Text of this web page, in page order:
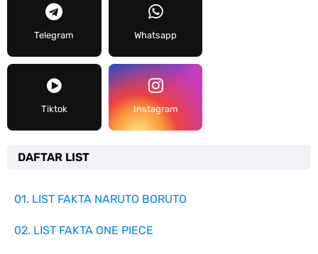
Telegram Whatsapp
Tiktok Instagram
DAFTAR LIST
01. LIST FAKTA NARUTO BORUTO
02. LIST FAKTA ONE PIECE